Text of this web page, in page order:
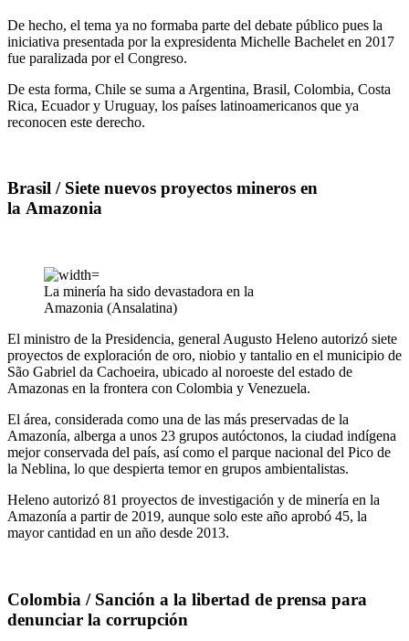
De hecho, el tema ya no formaba parte del debate público pues la
iniciativa presentada por la expresidenta Michelle Bachelet en 2017
fue paralizada por el Congreso.
De esta forma, Chile se suma a Argentina, Brasil, Colombia, Costa
Rica, Ecuador y Uruguay, los países latinoamericanos que ya
reconocen este derecho.
Brasil / Siete nuevos proyectos mineros en
la Amazonia
La minería ha sido devastadora en la
Amazonia (Ansalatina)
El ministro de la Presidencia, general Augusto Heleno autorizó siete
proyectos de exploración de oro, niobio y tantalio en el municipio de
São Gabriel da Cachoeira, ubicado al noroeste del estado de
Amazonas en la frontera con Colombia y Venezuela.
El área, considerada como una de las más preservadas de la
Amazonía, alberga a unos 23 grupos autóctonos, la ciudad indígena
mejor conservada del país, así como el parque nacional del Pico de
la Neblina, lo que despierta temor en grupos ambientalistas.
Heleno autorizó 81 proyectos de investigación y de minería en la
Amazonía a partir de 2019, aunque solo este año aprobó 45, la
mayor cantidad en un año desde 2013.
Colombia / Sanción a la libertad de prensa para
denunciar la corrupción